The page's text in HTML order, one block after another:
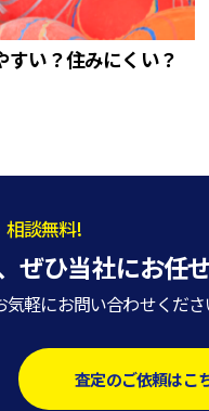
い？住みにくい？
相談無料!
ぜひ当社にお任
軽にお問い合わせくださ
査定のご依頼はこ